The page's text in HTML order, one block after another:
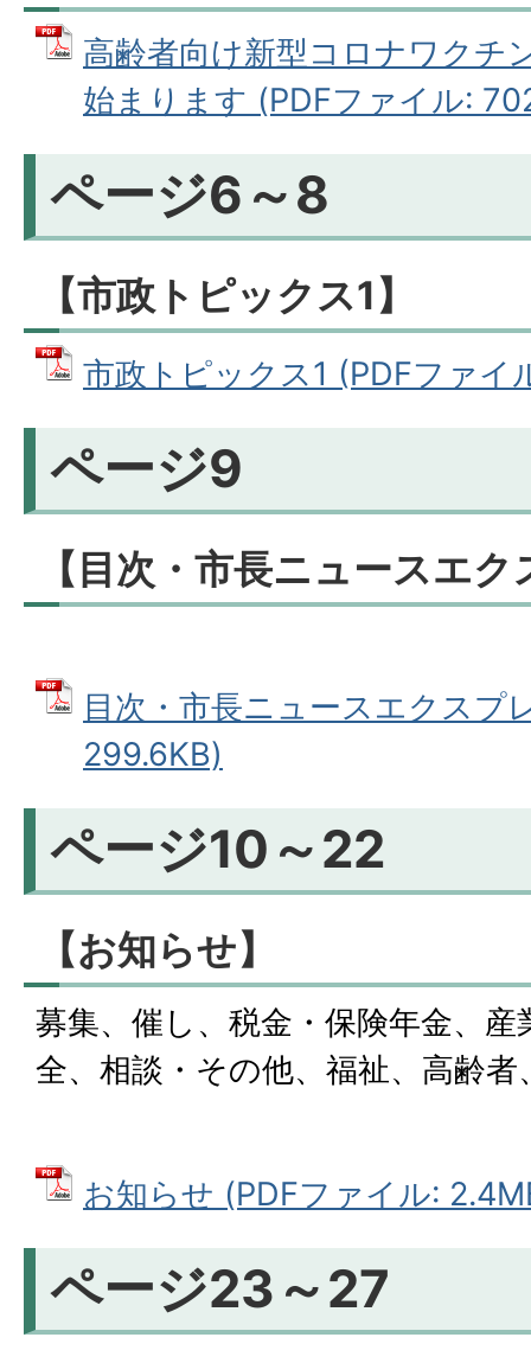
高齢者向け新型コロナワクチ
始まります (PDFファイル:
ページ6～8
【市政トピックス1】
市政トピックス1 (PDFファイ
ページ9
【目次・市長ニュースエ
目次・市長ニュースエクスプ
299.6KB)
ページ10～22
【お知らせ】
募集、催し、税金・保険年金、産
全、相談・その他、福祉、高齢
お知らせ (PDFファイル:
ページ23～27